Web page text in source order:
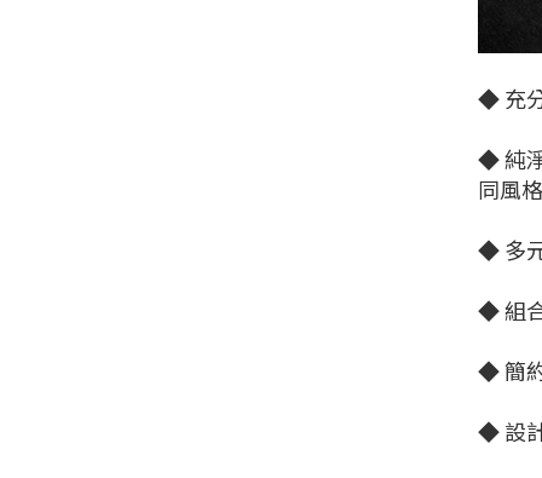
◆ 充
◆ 純
同風
◆ 多
◆ 組
◆ 簡
◆ 設